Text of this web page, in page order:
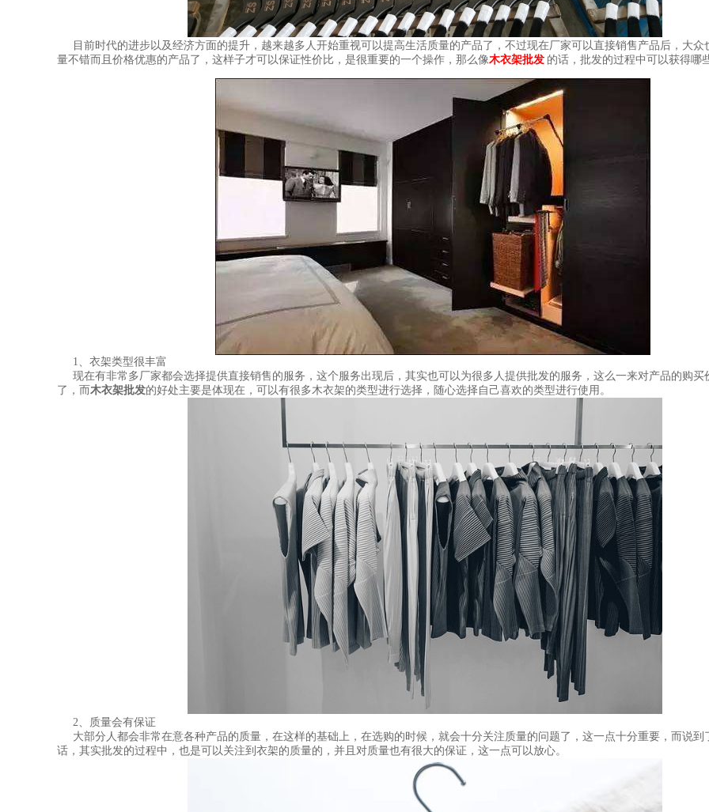
目前时代的进步以及经济方面的提升，越来越多人开始重视可以提高生活质量的产品了，不过现在厂家可以直接销售产品后，大众
量不错而且价格优惠的产品了，这样子才可以保证性价比，是很重要的一个操作，那么像木衣架批发 的话，批发的过程中可以获得哪
1、衣架类型很丰富
现在有非常多厂家都会选择提供直接销售的服务，这个服务出现后，其实也可以为很多人提供批发的服务，这么一来对产品的购买
了，而木衣架批发的好处主要是体现在，可以有很多木衣架的类型进行选择，随心选择自己喜欢的类型进行使用。
2、质量会有保证
大部分人都会非常在意各种产品的质量，在这样的基础上，在选购的时候，就会十分关注质量的问题了，这一点十分重要，而说到
话，其实批发的过程中，也是可以关注到衣架的质量的，并且对质量也有很大的保证，这一点可以放心。